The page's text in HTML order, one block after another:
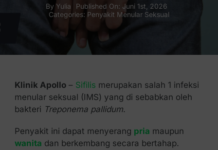
Tanya Apollo
Kontak Kami
By Yulia
Published On: Juni 1st, 2026
Categories: Penyakit Menular Seksual
Klinik Apollo– Sifilis merupakan salah 1 infeksi
menular seksual (IMS) yang di sebabkan oleh
bakteri Treponema pallidum.
Penyakit ini dapat menyerang pria maupun
wanita dan berkembang secara bertahap.